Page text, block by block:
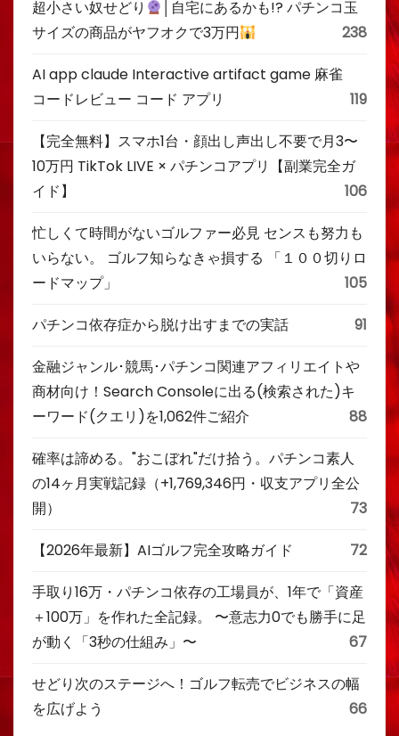
超小さい奴せどり
│自宅にあるかも!? パチンコ玉
サイズの商品がヤフオクで3万円
238
AI app claude Interactive artifact game 麻雀
コードレビュー コード アプリ
119
【完全無料】スマホ1台・顔出し声出し不要で月3〜
10万円 TikTok LIVE × パチンコアプリ【副業完全ガ
イド】
106
忙しくて時間がないゴルファー必見 センスも努力も
いらない。 ゴルフ知らなきゃ損する 「１００切りロ
ードマップ」
105
パチンコ依存症から脱け出すまでの実話 91
金融ジャンル･競馬･パチンコ関連アフィリエイトや
商材向け！Search Consoleに出る(検索された)キ
ーワード(クエリ)を1,062件ご紹介
88
確率は諦める。"おこぼれ"だけ拾う。パチンコ素人
の14ヶ月実戦記録（+1,769,346円・収支アプリ全公
開）
73
【2026年最新】AIゴルフ完全攻略ガイド 72
手取り16万・パチンコ依存の工場員が、1年で「資産
＋100万」を作れた全記録。 〜意志力0でも勝手に足
が動く「3秒の仕組み」〜
67
せどり次のステージへ！ゴルフ転売でビジネスの幅
を広げよう
66